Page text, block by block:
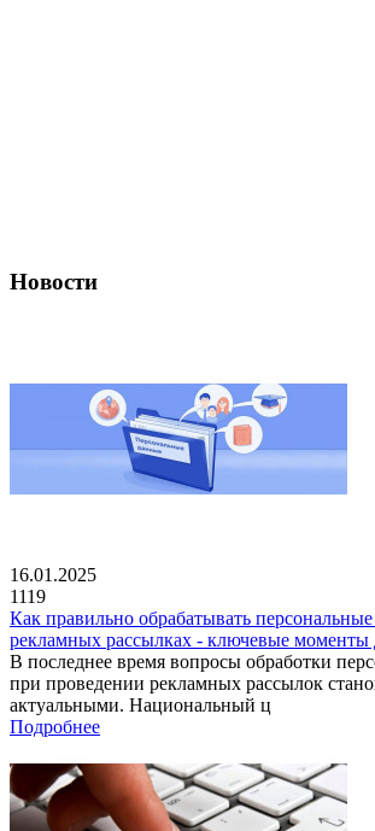
Новости
16.01.2025
1119
Как правильно обрабатывать
рекламных рассылках - ключевые моменты
В последнее время вопросы обработки
при проведении рекламных рассылок
актуальными. Национальный ц
Подробнее